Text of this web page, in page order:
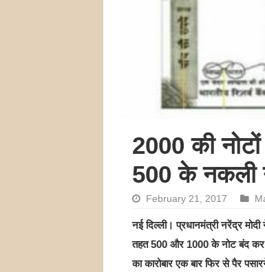
2000 की
500 के नकली
February 21, 2017
नई दिल्ली। प्रधानमंत्री नरेंद्र
तहत 500 और 1000 के नोट बंद कर
का कारोबार एक बार फिर से पैर